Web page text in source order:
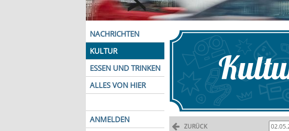
NACHRICHTEN
KULTUR
ESSEN UND TRINKEN
ALLES VON HIER
ANMELDEN
ZURÜCK